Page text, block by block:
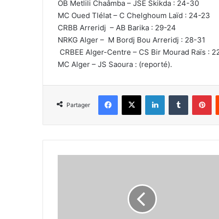
OB Metlili Chaâmba – JSE Skikda : 24-30
MC Oued Tlélat – C Chelghoum Laïd : 24-23
CRBB Arreridj – AB Barika : 29-24
NRKG Alger – M Bordj Bou Arreridj : 28-31
CRBEE Alger-Centre – CS Bir Mourad Raïs :
MC Alger – JS Saoura : (reporté).
Partager
Facebook
X LinkedinTumblr